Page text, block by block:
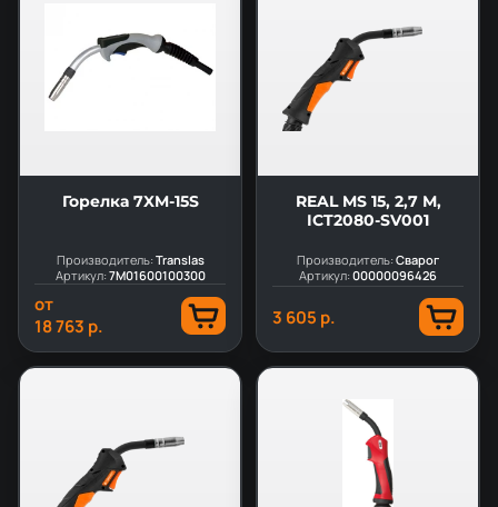
Горелка 7XM-15S
Производитель:Translas
Артикул:7M01600100300
от
18 763 р.
REAL MS 15, 2,7 М,
ICT2080-SV001
Производитель:Сварог
Артикул:00000096426
3 605 р.